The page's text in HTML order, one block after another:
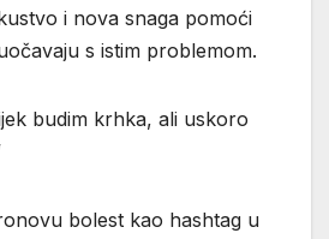
i nova snaga pomoći
s istim problemom.
budim krhka, ali uskoro
bolest kao hashtag u